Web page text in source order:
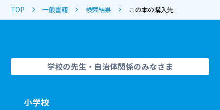
TOP 一般書籍 検索結果 この本の購入先
学校の先生・自治体関係のみなさま
小学校